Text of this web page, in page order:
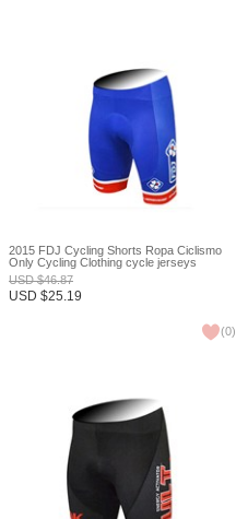
2015 FDJ Cycling Shorts Ropa Ciclismo
Only Cycling Clothing cycle jerseys
Ciclismo bicicletas maillot ciclismo XXS
USD$46.87
USD $25.19
(0)